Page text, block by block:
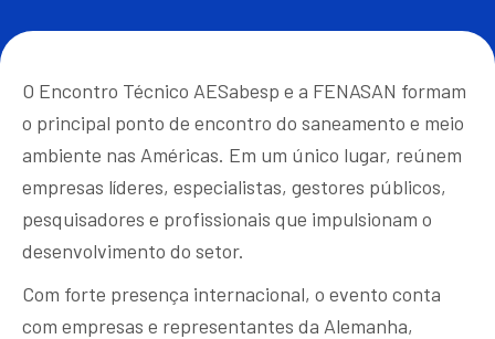
O Encontro Técnico AESabesp e a FENASAN formam
o principal ponto de encontro do saneamento e meio
ambiente nas Américas. Em um único lugar, reúnem
empresas líderes, especialistas, gestores públicos,
pesquisadores e profissionais que impulsionam o
desenvolvimento do setor.
Com forte presença internacional, o evento conta
com empresas e representantes da Alemanha,